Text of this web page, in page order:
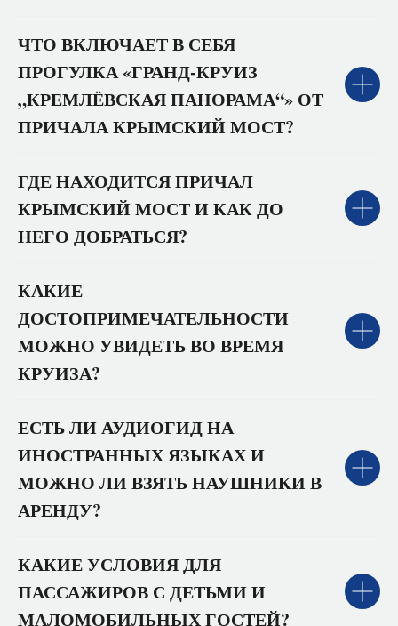
ЧТО ВКЛЮЧАЕТ В СЕБЯ
ПРОГУЛКА «ГРАНД‑КРУИЗ
„КРЕМЛЁВСКАЯ ПАНОРАМА“» ОТ
ПРИЧАЛА КРЫМСКИЙ МОСТ?
ГДЕ НАХОДИТСЯ ПРИЧАЛ
КРЫМСКИЙ МОСТ И КАК ДО
НЕГО ДОБРАТЬСЯ?
КАКИЕ
ДОСТОПРИМЕЧАТЕЛЬНОСТИ
МОЖНО УВИДЕТЬ ВО ВРЕМЯ
КРУИЗА?
ЕСТЬ ЛИ АУДИОГИД НА
ИНОСТРАННЫХ ЯЗЫКАХ И
МОЖНО ЛИ ВЗЯТЬ НАУШНИКИ В
АРЕНДУ?
КАКИЕ УСЛОВИЯ ДЛЯ
ПАССАЖИРОВ С ДЕТЬМИ И
МАЛОМОБИЛЬНЫХ ГОСТЕЙ?